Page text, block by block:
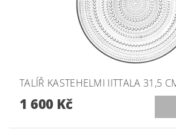
TALÍŘ KASTEHELMI IITTALA 31,5
1 600 Kč